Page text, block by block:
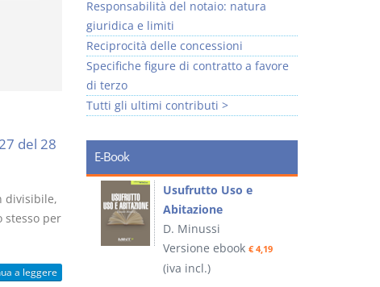
del 28
divisibile,
stesso per
a leggere
Responsabilità del notaio: natura
giuridica e limiti
Reciprocità delle concessioni
Specifiche figure di contratto a favore
di terzo
Tutti gli ultimi contributi >
E-Book
Usufrutto Uso e
Abitazione
D. Minussi
Versione ebook € 4,19
(iva incl.)